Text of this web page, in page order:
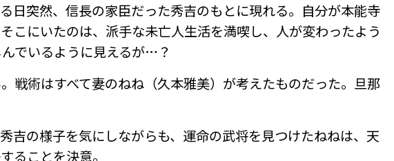
日突然、信長の家臣だった秀吉のもとに現れる。自分が本能寺
こにいたのは、派手な未亡人生活を満喫し、人が変わったよう
でいるように見えるが…？
戦術はすべて妻のねね（久本雅美）が考えたものだった。旦那
の様子を気にしながらも、運命の武将を見つけたねねは、天
ることを決意。